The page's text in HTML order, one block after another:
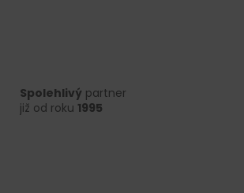
Spolehlivýpartner
již od roku 1995